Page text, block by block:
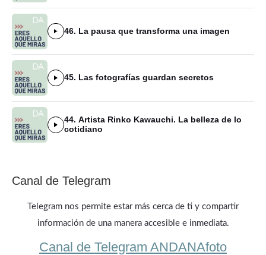
46. La pausa que transforma una imagen
45. Las fotografías guardan secretos
44. Artista Rinko Kawauchi. La belleza de lo
cotidiano
Canal de Telegram
Telegram nos permite estar más cerca de ti y compartir
información de una manera accesible e inmediata.
Canal de Telegram ANDANAfoto